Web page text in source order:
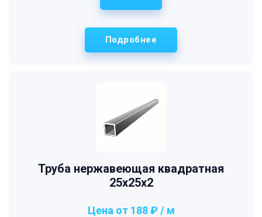
Подробнее
Труба нержавеющая квадратная
25х25х2
Цена от 188 ₽ / м